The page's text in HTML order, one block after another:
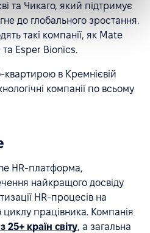
та Чикаго, який підтримує
до глобального зростання.
такі компанії, як Mate
Esper Bionics.
квартирою в Кремнієвій
компанії по всьому
HR-платформа,
найкращого досвіду
HR-процесів на
циклу працівника. Компанія
25+ країн світу, а загальна